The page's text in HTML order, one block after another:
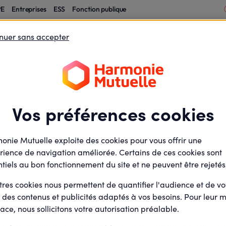
Entreprises ESS Fonction publique
A propos
ESS actualites Enjeux et mise en œuvre de la création d’une
en œuvre de la
filiale commerciale
minute(s) de lecture
min de lecture
Mis à jour le2 juin 2026
Vos préférences cookies
Mutuelle exploite des cookies pour vous offrir une
de navigation améliorée. Certains de ces cookies sont
au bon fonctionnement du site et ne peuvent être
cookies nous permettent de quantifier l'audience et de
contenus et publicités adaptés à vos besoins. Pour leur
nous sollicitons votre autorisation préalable.
sans accepter